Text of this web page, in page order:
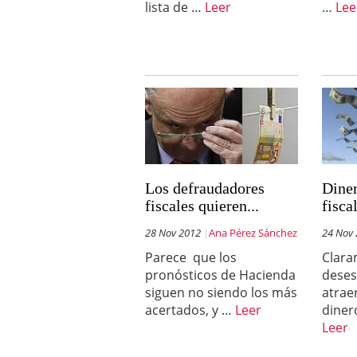
lista de … Leer …
Los defraudadores
fiscales quieren...
28 Nov 2012 Ana Pérez Sánchez
Parece que los
pronósticos de Hacienda
siguen no siendo los más
acertados, y … Leer
24 Nov
Leer